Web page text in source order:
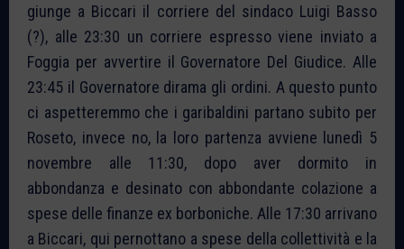
giunge a Biccari il corriere del sindaco Luigi Basso
(?), alle 23:30 un corriere espresso viene inviato a
Foggia per avvertire il Governatore Del Giudice. Alle
23:45 il Governatore dirama gli ordini. A questo punto
ci aspetteremmo che i garibaldini partano subito per
Roseto, invece no, la loro partenza avviene lunedì 5
novembre alle 11:30, dopo aver dormito in
abbondanza e desinato con abbondante colazione a
spese delle finanze ex borboniche. Alle 17:30 arrivano
a Biccari, qui pernottano a spese della collettività e la